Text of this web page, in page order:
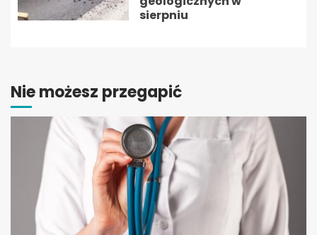
sierpniu
Nie możesz przegapić